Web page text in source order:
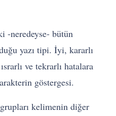
-neredeyse- bütün
yazı tipi. İyi, kararlı
ve tekrarlı hatalara
göstergesi.
kelimenin diğer